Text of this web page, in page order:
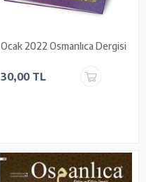
Ocak 2022 Osmanlıca Dergisi
30,00 TL